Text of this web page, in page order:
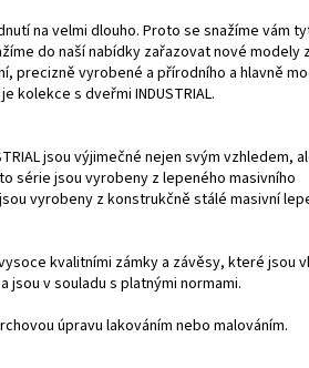
na velmi dlouho. Proto se snažíme vám
do naší nabídky zařazovat nové modely
precizně vyrobené a přírodního a hlavně
kolekce s dveřmi INDUSTRIAL.
jsou výjimečné nejen svým vzhledem,
série jsou vyrobeny z lepeného masivního
vyrobeny z konstrukčně stálé masivní
kvalitními zámky a závěsy, které jsou
v souladu s platnými normami.
úpravu lakováním nebo malováním.